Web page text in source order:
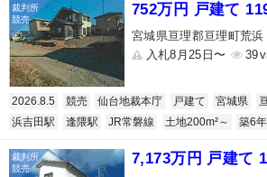
752万円 戸建て
宮城県亘理郡亘理町荒浜
入札8月25日〜
39
2026.8.5 競売 仙台地裁本庁 戸建て 宮城県
浜吉田駅
逢隈駅 JR常磐線 土地200m²～ 築6年
7,173万円 戸建て